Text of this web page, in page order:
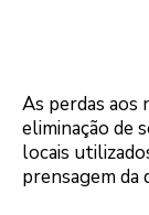
As perdas aos
eliminação de
locais
prensagem da